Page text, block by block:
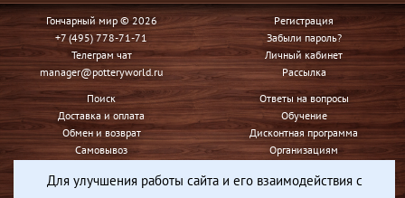
Гончарный мир © 2026
+7 (495) 778-71-71
Телеграм чат
manager@potteryworld.ru
Регистрация
Забыли пароль?
Личный кабинет
Рассылка
Поиск
Доставка и оплата
Обмен и возврат
Самовывоз
Ответы на вопросы
Обучение
Дисконтная программа
Организациям
Контакты
Для улучшения работы сайта и его взаимодействия с